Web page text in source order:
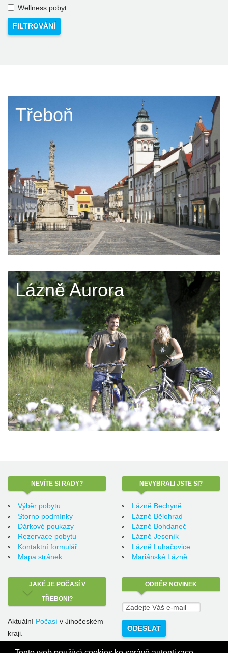
Wellness pobyt
Třeboň
Lázně Aurora
NEVÍTE SI RADY?
Výběr pobytu
Storno podmínky
Dárkové poukazy
Rezervace pobytu
Kontaktní formulář
Mapa stránek
NEVYBRALI JSTE SI?
Lázně Bechyně
Lázně Bělohrad
Lázně Bohdaneč
Lázně Jeseník
Lázně Luhačovice
Mariánské Lázně
JAKÉJE POČASÍ V
TŘEBONI?
Aktuální Počasí v Jihočeském
kraji.
ODBĚR NOVINEK